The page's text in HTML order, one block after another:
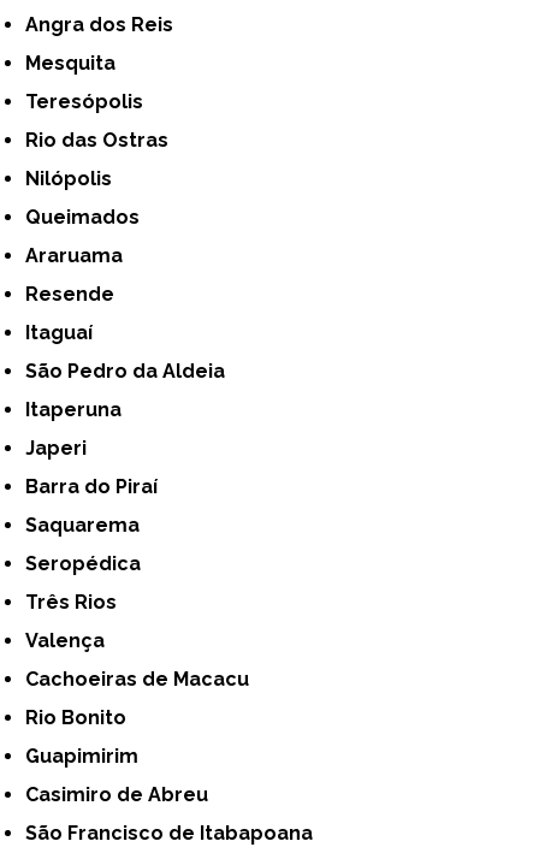
Angra dos Reis
Mesquita
Teresópolis
Rio das Ostras
Nilópolis
Queimados
Araruama
Resende
Itaguaí
São Pedro da Aldeia
Itaperuna
Japeri
Barra do Piraí
Saquarema
Seropédica
Três Rios
Valença
Cachoeiras de Macacu
Rio Bonito
Guapimirim
Casimiro de Abreu
São Francisco de Itabapoana